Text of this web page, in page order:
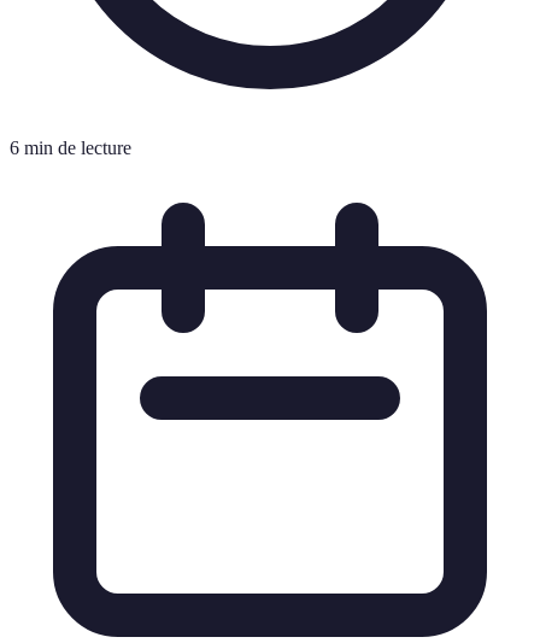
6 min de lecture